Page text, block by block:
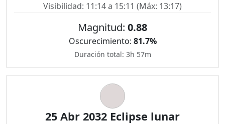
Visibilidad: 11:14 a 15:11 (Máx: 13:17)
Magnitud: 0.88
Oscurecimiento: 81.7%
Duración total: 3h 57m
25 Abr 2032 Eclipse lunar